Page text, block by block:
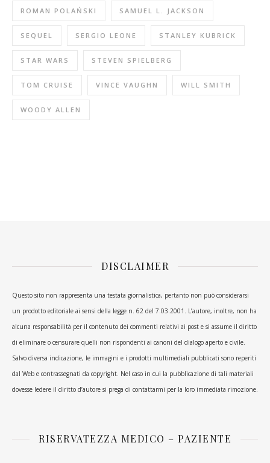
ROMAN POLAŃSKI SAMUEL L. JACKSON
SEQUEL SERGIO LEONE STANLEY KUBRICK
STAR WARS STEVEN SPIELBERG
TOM CRUISE VINCE VAUGHN WILL SMITH
WOODY ALLEN
DISCLAIMER
Questo sito non rappresenta una testata giornalistica, pertanto non può considerarsi
un prodotto editoriale ai sensi della legge n. 62 del 7.03.2001. L’autore, inoltre, non ha
alcuna responsabilità per il contenuto dei commenti relativi ai post e si assume il diritto
di eliminare o censurare quelli non rispondenti ai canoni del dialogo aperto e civile.
Salvo diversa indicazione, le immagini e i prodotti multimediali pubblicati sono reperiti
dal Web e contrassegnati da copyright. Nel caso in cui la pubblicazione di tali materiali
dovesse ledere il diritto d’autore si prega di contattarmi per la loro immediata rimozione.
RISERVATEZZA MEDICO – PAZIENTE